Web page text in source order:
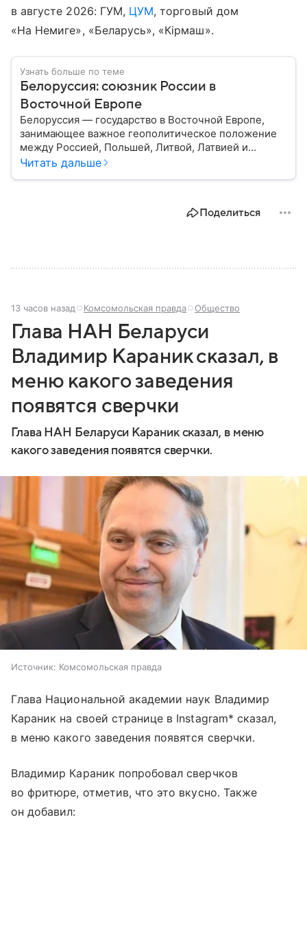
в августе 2026: ГУМ, ЦУМ, торговый дом
«На Немиге», «Беларусь», «Кiрмаш».
Узнать больше по теме
Белоруссия: союзник России в
Восточной Европе
Белоруссия — государство в Восточной Европе,
занимающее важное геополитическое положение
между Россией, Польшей, Литвой, Латвией и
Украиной. Несмотря на свою небольшую
Читать дальше
Поделиться
13 часов назад Комсомольская правда Общество
Глава НАН Беларуси
Владимир Караник сказал, в
меню какого заведения
появятся сверчки
Глава НАН Беларуси Караник сказал, в меню
какого заведения появятся сверчки.
Источник: Комсомольская правда
Глава Национальной академии наук Владимир
Караник на своей странице в Instagram* сказал,
в меню какого заведения появятся сверчки.
Владимир Караник попробовал сверчков
во фритюре, отметив, что это вкусно. Также
он добавил: